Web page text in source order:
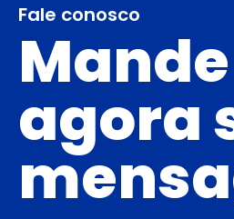
Fale conosco
Mande
agora